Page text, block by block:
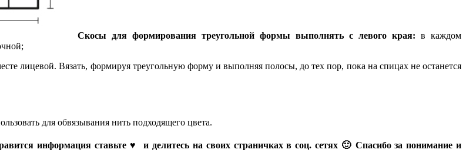
Скосы для формирования треугольной формы выполнять с левого края: в каждом
лицевой. Вязать, формируя треугольную форму и выполняя полосы, до тех пор, пока на спицах не останется
для обвязывания нить подходящего цвета.
информация ставьте ♥ и делитесь на своих страничках в соц. сетях 🙂 Спасибо за понимание и